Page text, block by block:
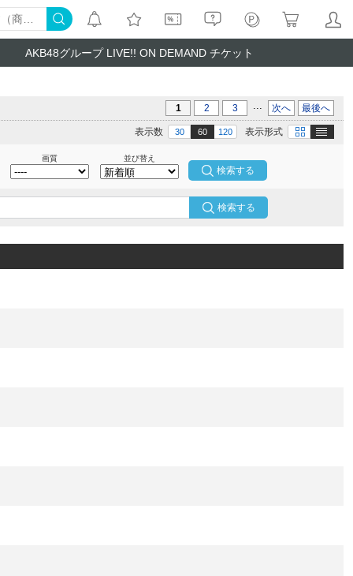
AKB48グループ LIVE!! ON DEMAND チケット
1 2 3 ... 次へ 最後へ
表示形式 画像
表示数 30 60 120
画質 並び替え
検索する